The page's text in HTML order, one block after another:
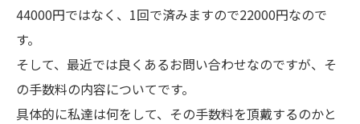
44000円ではなく、1回で済みますので22000円なので
す。
そして、最近では良くあるお問い合わせなのですが、そ
の手数料の内容についてです。
具体的に私達は何をして、その手数料を頂戴するのかと